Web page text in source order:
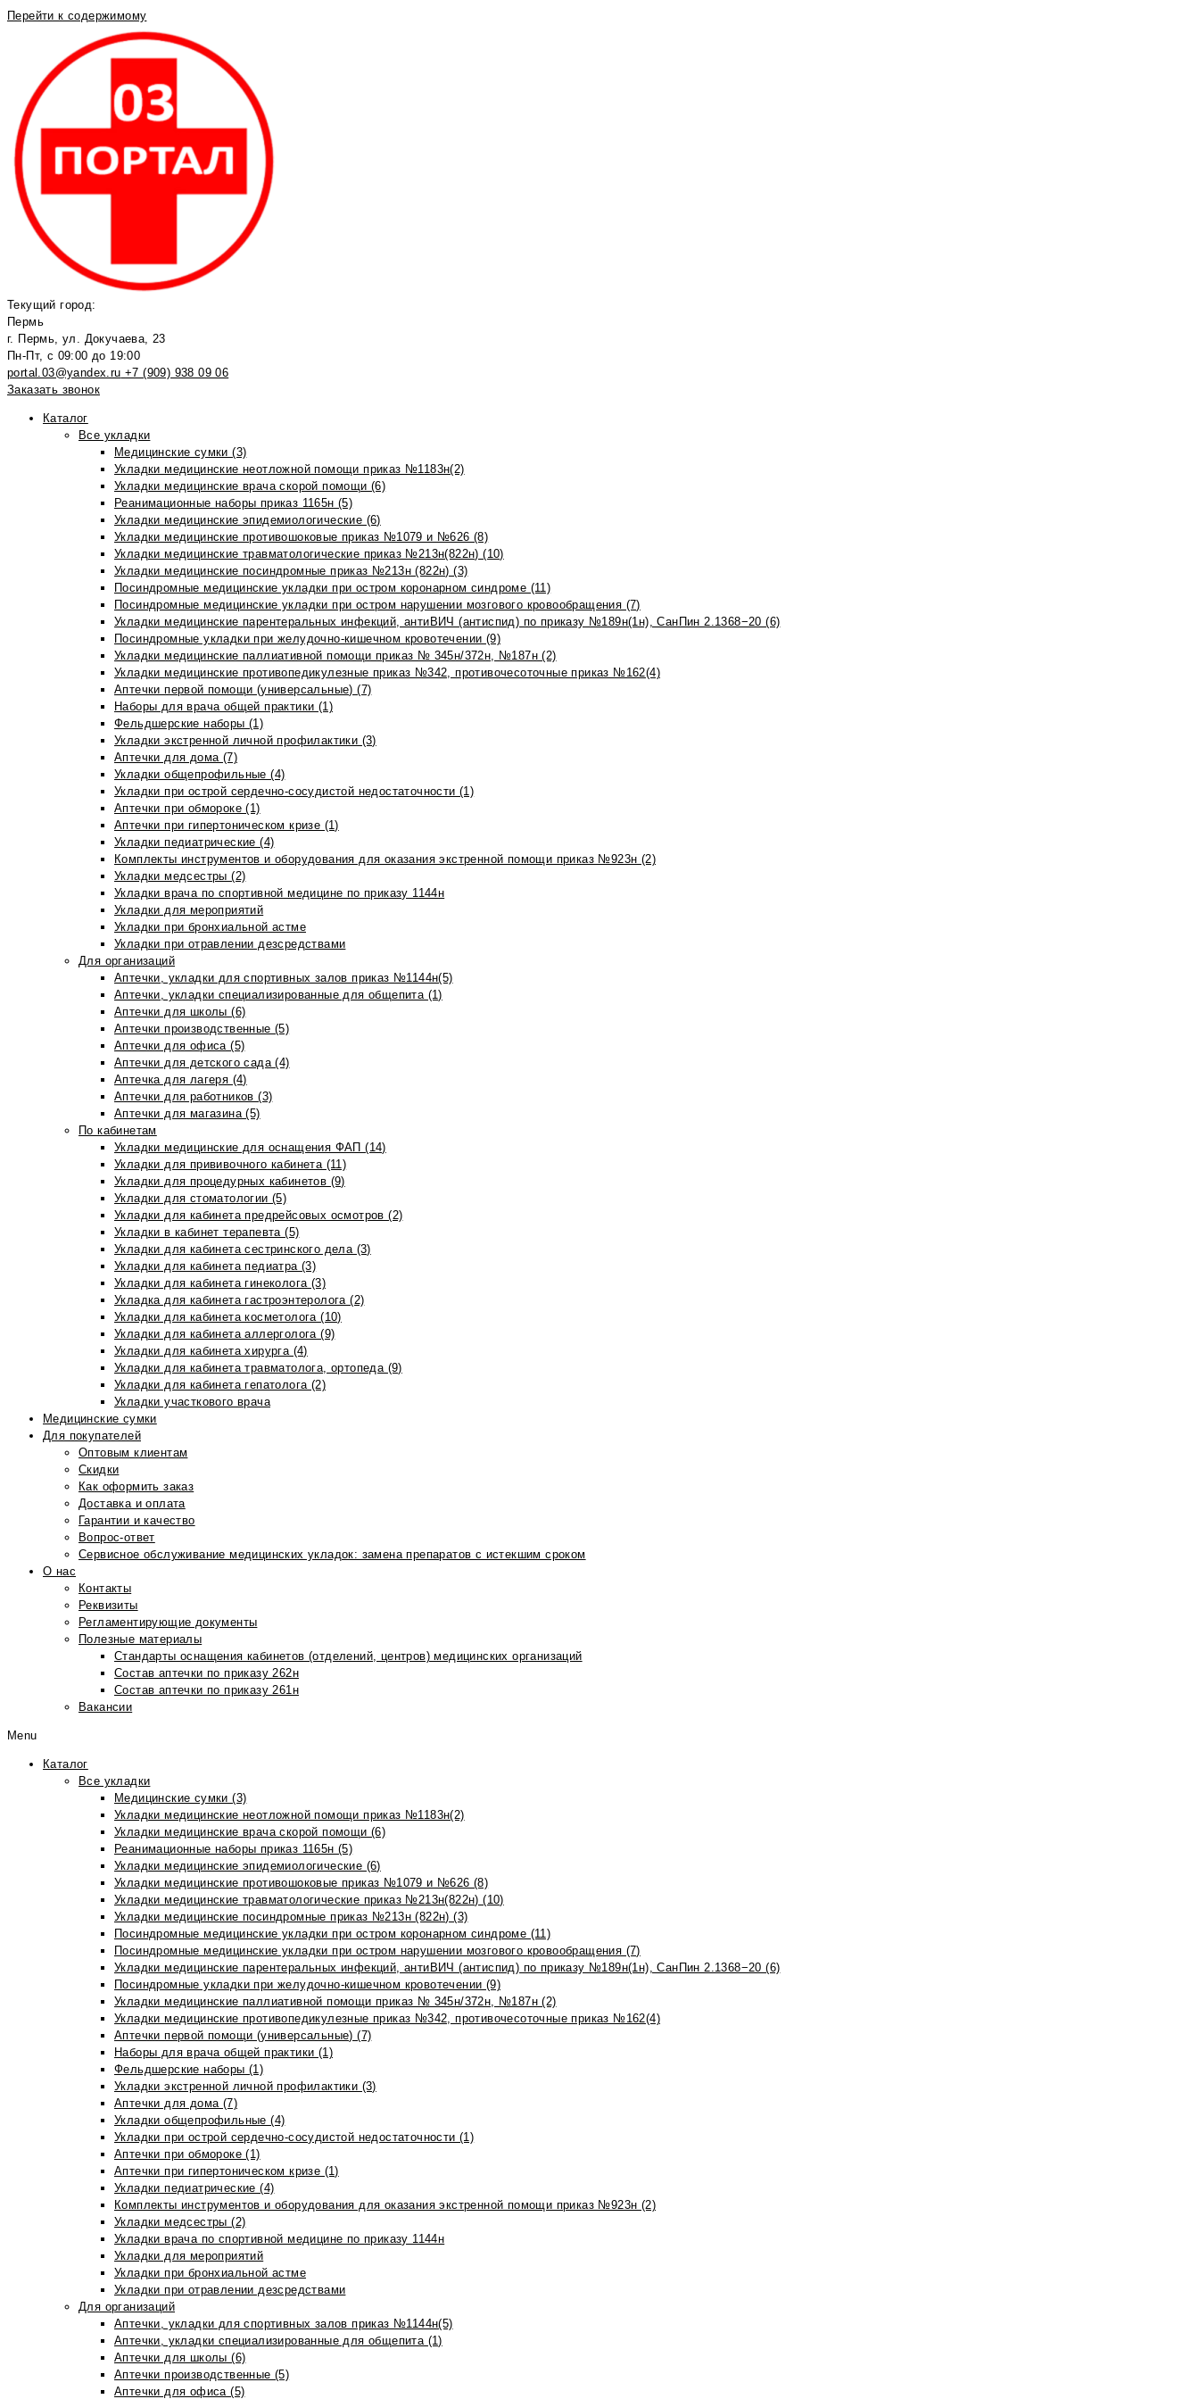
Перейти к содержимому
Текущий город:
Пермь
г. Пермь, ул. Докучаева, 23
Пн-Пт, с 09:00 до 19:00
portal.03@yandex.ru +7 (909) 938 09 06
Заказать звонок
Каталог
Все укладки
Медицинские сумки (3)
Укладки медицинские неотложной помощи приказ №1183н(2)
Укладки медицинские врача скорой помощи (6)
Реанимационные наборы приказ 1165н (5)
Укладки медицинские эпидемиологические (6)
Укладки медицинские противошоковые приказ №1079 и №626 (8)
Укладки медицинские травматологические приказ №213н(822н) (10)
Укладки медицинские посиндромные приказ №213н (822н) (3)
Посиндромные медицинские укладки при остром коронарном синдроме (11)
Посиндромные медицинские укладки при остром нарушении мозгового кровообращения (7)
Укладки медицинские парентеральных инфекций, антиВИЧ (антиспид) по приказу №189н(1н), СанПин 2.1368−20 (6)
Посиндромные укладки при желудочно-кишечном кровотечении (9)
Укладки медицинские паллиативной помощи приказ № 345н/372н, №187н (2)
Укладки медицинские противопедикулезные приказ №342, противочесоточные приказ №162(4)
Аптечки первой помощи (универсальные) (7)
Наборы для врача общей практики (1)
Фельдшерские наборы (1)
Укладки экстренной личной профилактики (3)
Аптечки для дома (7)
Укладки общепрофильные (4)
Укладки при острой сердечно-сосудистой недостаточности (1)
Аптечки при обмороке (1)
Аптечки при гипертоническом кризе (1)
Укладки педиатрические (4)
Комплекты инструментов и оборудования для оказания экстренной помощи приказ №923н (2)
Укладки медсестры (2)
Укладки врача по спортивной медицине по приказу 1144н
Укладки для мероприятий
Укладки при бронхиальной астме
Укладки при отравлении дезсредствами
Для организаций
Аптечки, укладки для спортивных залов приказ №1144н(5)
Аптечки, укладки специализированные для общепита (1)
Аптечки для школы (6)
Аптечки производственные (5)
Аптечки для офиса (5)
Аптечки для детского сада (4)
Аптечка для лагеря (4)
Аптечки для работников (3)
Аптечки для магазина (5)
По кабинетам
Укладки медицинские для оснащения ФАП (14)
Укладки для прививочного кабинета (11)
Укладки для процедурных кабинетов (9)
Укладки для стоматологии (5)
Укладки для кабинета предрейсовых осмотров (2)
Укладки в кабинет терапевта (5)
Укладки для кабинета сестринского дела (3)
Укладки для кабинета педиатра (3)
Укладки для кабинета гинеколога (3)
Укладка для кабинета гастроэнтеролога (2)
Укладки для кабинета косметолога (10)
Укладки для кабинета аллерголога (9)
Укладки для кабинета хирурга (4)
Укладки для кабинета травматолога, ортопеда (9)
Укладки для кабинета гепатолога (2)
Укладки участкового врача
Медицинские сумки
Для покупателей
Оптовым клиентам
Скидки
Как оформить заказ
Доставка и оплата
Гарантии и качество
Вопрос-ответ
Сервисное обслуживание медицинских укладок: замена препаратов с истекшим сроком
О нас
Контакты
Реквизиты
Регламентирующие документы
Полезные материалы
Стандарты оснащения кабинетов (отделений, центров) медицинских организаций
Состав аптечки по приказу 262н
Состав аптечки по приказу 261н
Вакансии
Menu
Каталог
Все укладки
Медицинские сумки (3)
Укладки медицинские неотложной помощи приказ №1183н(2)
Укладки медицинские врача скорой помощи (6)
Реанимационные наборы приказ 1165н (5)
Укладки медицинские эпидемиологические (6)
Укладки медицинские противошоковые приказ №1079 и №626 (8)
Укладки медицинские травматологические приказ №213н(822н) (10)
Укладки медицинские посиндромные приказ №213н (822н) (3)
Посиндромные медицинские укладки при остром коронарном синдроме (11)
Посиндромные медицинские укладки при остром нарушении мозгового кровообращения (7)
Укладки медицинские парентеральных инфекций, антиВИЧ (антиспид) по приказу №189н(1н), СанПин 2.1368−20 (6)
Посиндромные укладки при желудочно-кишечном кровотечении (9)
Укладки медицинские паллиативной помощи приказ № 345н/372н, №187н (2)
Укладки медицинские противопедикулезные приказ №342, противочесоточные приказ №162(4)
Аптечки первой помощи (универсальные) (7)
Наборы для врача общей практики (1)
Фельдшерские наборы (1)
Укладки экстренной личной профилактики (3)
Аптечки для дома (7)
Укладки общепрофильные (4)
Укладки при острой сердечно-сосудистой недостаточности (1)
Аптечки при обмороке (1)
Аптечки при гипертоническом кризе (1)
Укладки педиатрические (4)
Комплекты инструментов и оборудования для оказания экстренной помощи приказ №923н (2)
Укладки медсестры (2)
Укладки врача по спортивной медицине по приказу 1144н
Укладки для мероприятий
Укладки при бронхиальной астме
Укладки при отравлении дезсредствами
Для организаций
Аптечки, укладки для спортивных залов приказ №1144н(5)
Аптечки, укладки специализированные для общепита (1)
Аптечки для школы (6)
Аптечки производственные (5)
Аптечки для офиса (5)